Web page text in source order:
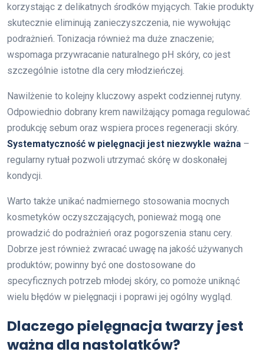
korzystając z delikatnych środków myjących. Takie produkty
skutecznie eliminują zanieczyszczenia, nie wywołując
podrażnień. Tonizacja również ma duże znaczenie;
wspomaga przywracanie naturalnego pH skóry, co jest
szczególnie istotne dla cery młodzieńczej.
Nawilżenie to kolejny kluczowy aspekt codziennej rutyny.
Odpowiednio dobrany krem nawilżający pomaga regulować
produkcję sebum oraz wspiera proces regeneracji skóry.
Systematyczność w pielęgnacji jest niezwykle ważna –
regularny rytuał pozwoli utrzymać skórę w doskonałej
kondycji.
Warto także unikać nadmiernego stosowania mocnych
kosmetyków oczyszczających, ponieważ mogą one
prowadzić do podrażnień oraz pogorszenia stanu cery.
Dobrze jest również zwracać uwagę na jakość używanych
produktów; powinny być one dostosowane do
specyficznych potrzeb młodej skóry, co pomoże uniknąć
wielu błędów w pielęgnacji i poprawi jej ogólny wygląd.
Dlaczego pielęgnacja twarzy jest
ważna dla nastolatków?